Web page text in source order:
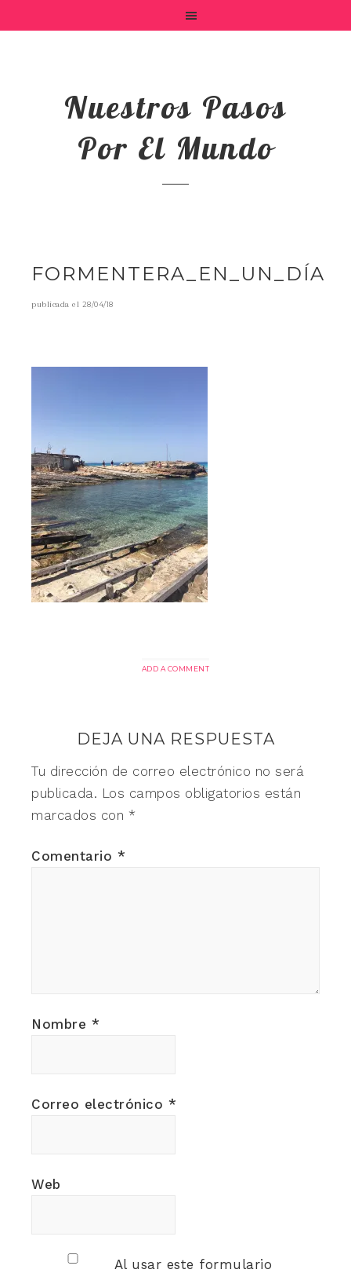
Nuestros Pasos
Por El Mundo
FORMENTERA_EN_UN_DÍA
publicada el 28/04/18
ADD A COMMENT
DEJA UNA RESPUESTA
Tu dirección de correo electrónico no será
publicada. Los campos obligatorios están
marcados con *
Comentario *
Nombre *
Correo electrónico *
Web
Al usar este formulario